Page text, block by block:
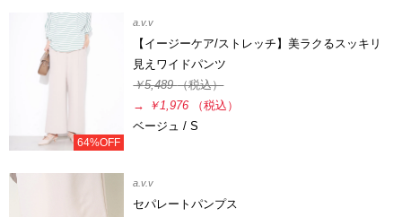
64%OFF
a.v.v
【イージーケア/ストレッチ】美ラクるスッキリ
見えワイドパンツ
￥5,489（税込）
→
￥1,976
（税込）
ベージュ / S
a.v.v
セパレートパンプス